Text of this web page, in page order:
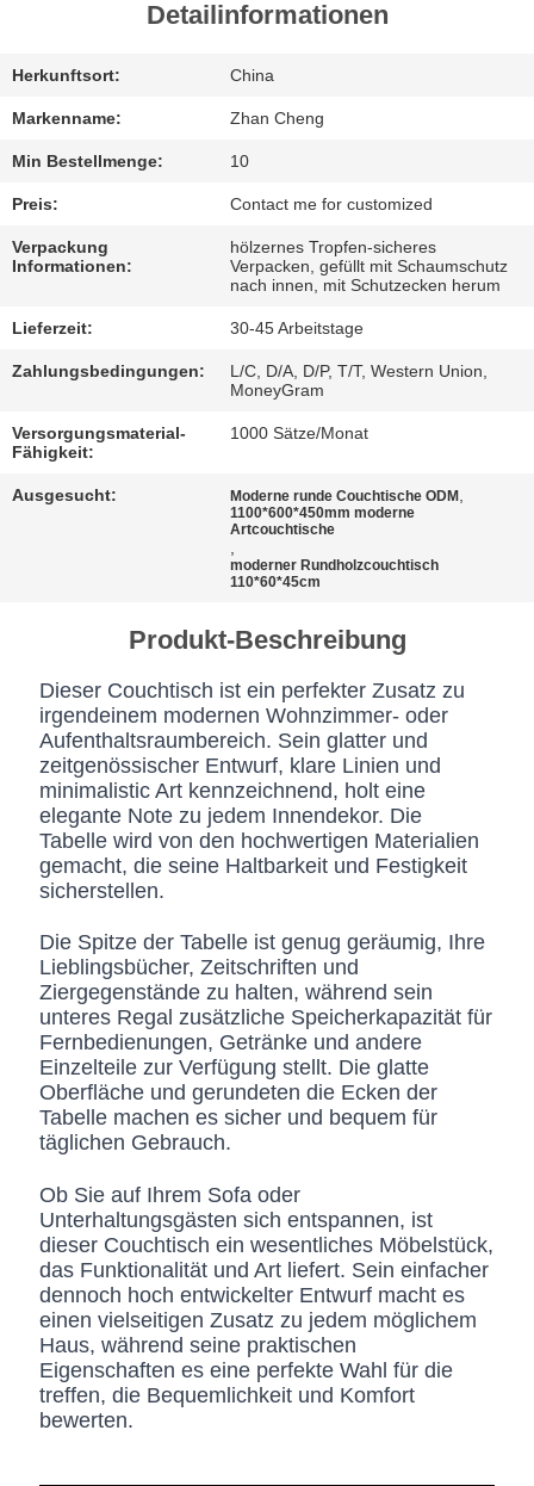
BITTE
UM
EIN
ANGEBOT
DATENSCHUTZ-
BESTIMMUNGEN
Detailinformationen
Herkunftsort: China
Markenname: Zhan Cheng
Min Bestellmenge: 10
Preis: Contact me for customized
Verpackung
Informationen:
hölzernes Tropfen-sicheres
Verpacken, gefüllt mit Schaumschutz
nach innen, mit Schutzecken herum
Lieferzeit: 30-45 Arbeitstage
Zahlungsbedingungen:
L/C, D/A, D/P, T/T, Western Union,
MoneyGram
Versorgungsmaterial-
Fähigkeit:
1000 Sätze/Monat
Ausgesucht: Moderne runde Couchtische ODM
1100*600*450mm moderne
Artcouchtische
moderner Rundholzcouchtisch
110*60*45cm
Produkt-Beschreibung
Dieser Couchtisch ist ein perfekter Zusatz zu
irgendeinem modernen Wohnzimmer- oder
Aufenthaltsraumbereich. Sein glatter und
zeitgenössischer Entwurf, klare Linien und
minimalistic Art kennzeichnend, holt eine
elegante Note zu jedem Innendekor. Die
Tabelle wird von den hochwertigen Materialien
gemacht, die seine Haltbarkeit und Festigkeit
sicherstellen.
Die Spitze der Tabelle ist genug geräumig, Ihre
Lieblingsbücher, Zeitschriften und
Ziergegenstände zu halten, während sein
unteres Regal zusätzliche Speicherkapazität für
Fernbedienungen, Getränke und andere
Einzelteile zur Verfügung stellt. Die glatte
Oberfläche und gerundeten die Ecken der
Tabelle machen es sicher und bequem für
täglichen Gebrauch.
Ob Sie auf Ihrem Sofa oder
Unterhaltungsgästen sich entspannen, ist
dieser Couchtisch ein wesentliches Möbelstück,
das Funktionalität und Art liefert. Sein einfacher
dennoch hoch entwickelter Entwurf macht es
einen vielseitigen Zusatz zu jedem möglichem
Haus, während seine praktischen
Eigenschaften es eine perfekte Wahl für die
treffen, die Bequemlichkeit und Komfort
bewerten.